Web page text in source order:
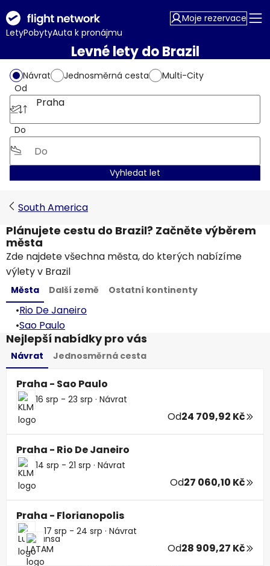
LetyPobytyAuta k pronájmu
Moje rezervace
Levné lety do Brazil
Návrat Jednosměrná cesta
Multi-City
Od
Praha
Do
Vyhledat let
South America
Plánujete cestu do Brazil? Začněte výběrem
města
Zde najdete všechna města, do kterých nabízíme
výlety v Brazil
Města Další země Ostatní kontinenty
•Rio De Janeiro
•Sao Paulo
Nejlepší nabídky pro vás
Návrat Jednosměrná cesta
Praha - Sao Paulo
16 srp - 23 srp · Návrat
Od24 709,92 Kč
Praha - Rio De Janeiro
14 srp - 21 srp · Návrat
Od27 060,10 Kč
Praha - Florianopolis
17 srp - 24 srp · Návrat
Od28 909,27 Kč